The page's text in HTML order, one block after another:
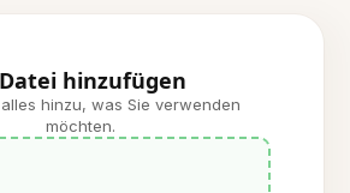
Datei hinzufügen
hinzu, was Sie verwenden
möchten.